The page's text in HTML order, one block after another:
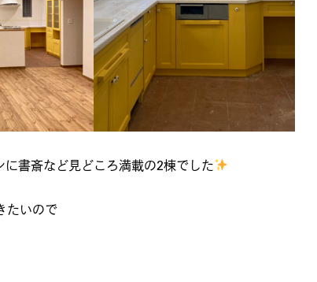
書斎など見どころ満載の2棟でした
たいので